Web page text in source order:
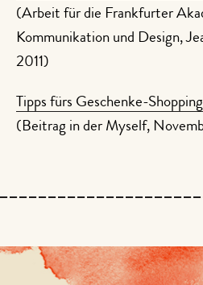
(Arbeit für die Frankfurter
Kommunikation und Design,
2011)
Tipps fürs Geschenke-Shopping
(Beitrag in der Myself,